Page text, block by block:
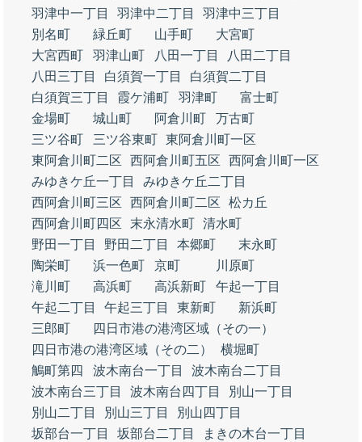
羽津中一丁目
羽津中二丁目
羽津中三丁目
別名町
緑丘町 山手町
大宮町
大宮西町
羽津山町 八田一丁目
八田二丁目
八田三丁目
白須賀一丁目
白須賀二丁目
白須賀三丁目
霞ケ浦町 羽津町
富士町
金場町
城山町 阿倉川町
万古町
三ツ谷町
三ツ谷東町 東阿倉川町一区
東阿倉川町二区
西阿倉川町五区
西阿倉川町一区
みゆきケ丘一丁目
みゆきケ丘二丁目
西阿倉川町三区
西阿倉川町二区
松カ丘
西阿倉川町四区
末永清水町 清水町
野田一丁目
野田二丁目 本郷町
末永町
陶栄町
浜一色町 京町
川原町
滝川町
高浜町 高浜新町
午起一丁目
午起二丁目
午起三丁目 東新町
新浜町
三郎町
四日市港の港湾区域（その一）
四日市港の港湾区域（その二）
横堀町
鵤町第四
波木南台一丁目
波木南台二丁目
波木南台三丁目
波木南台四丁目
別山一丁目
別山二丁目
別山三丁目
別山四丁目
坂部台一丁目
坂部台二丁目
まきの木台一丁目